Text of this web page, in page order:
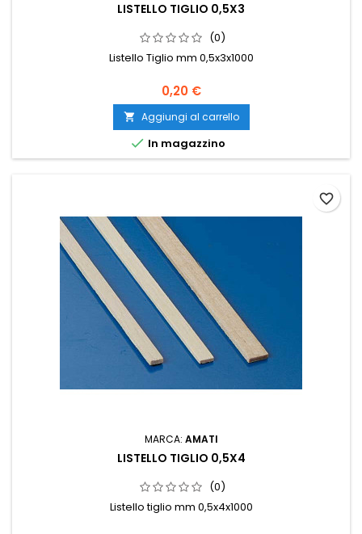
LISTELLO TIGLIO 0,5X3
(0)
Listello Tiglio mm 0,5x3x1000
0,20 €
 Aggiungi al carrello
 In magazzino
MARCA: AMATI
LISTELLO TIGLIO 0,5X4
(0)
Listello tiglio mm 0,5x4x1000
favorite_border